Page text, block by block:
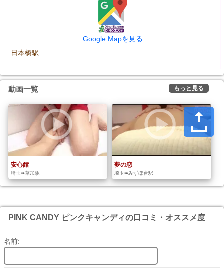
Google Mapを見る
日本橋駅
動画一覧 もっと見る
安心館
埼玉➠草加駅
夢の恋
埼玉➠みずほ台駅
PINK CANDY ピンクキャンディの口コミ・オススメ度
名前: